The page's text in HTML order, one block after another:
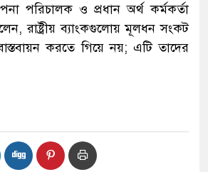
পরিচালক ও প্রধান অর্থ কর্মকর্তা
রাষ্ট্রীয় ব্যাংকগুলোয় মূলধন সংকট
করতে গিয়ে নয়; এটি তাদের